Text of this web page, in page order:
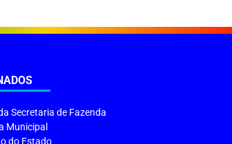
Secretaria de Fazenda
Municipal
do Estado